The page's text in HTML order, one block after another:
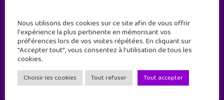
Abonne-toi !
11 numéros par an
JE M'ABONNE !
Nous utilisons des cookies sur ce site afin de vous offrir
l'expérience la plus pertinente en mémorisant vos
préférences lors de vos visites répétées. En cliquant sur
"Accepter tout", vous consentez à l'utilisation de tous les
cookies.
Choisir les cookies Tout refuser Tout accepter